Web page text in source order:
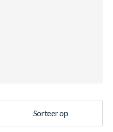
Sorteer op